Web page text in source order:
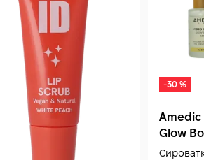
-30 %
Amedic
Glow